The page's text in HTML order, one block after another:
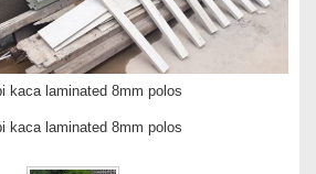
kaca laminated 8mm polos
kaca laminated 8mm polos